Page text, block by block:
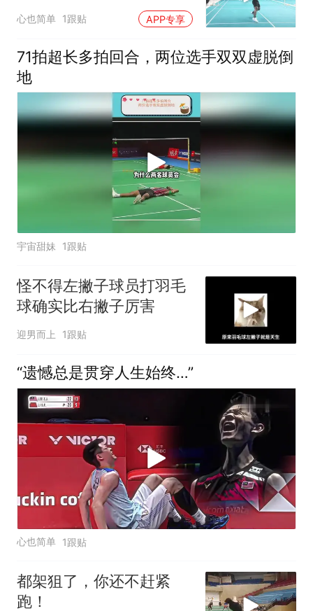
心也简单 1跟贴 APP专享
71拍超长多拍回合，两位选手双双虚脱倒
地
宇宙甜妹 1跟贴
怪不得左撇子球员打羽毛
球确实比右撇子厉害
迎男而上 1跟贴
“遗憾总是贯穿人生始终…”
心也简单 1跟贴
都架狙了，你还不赶紧
跑！